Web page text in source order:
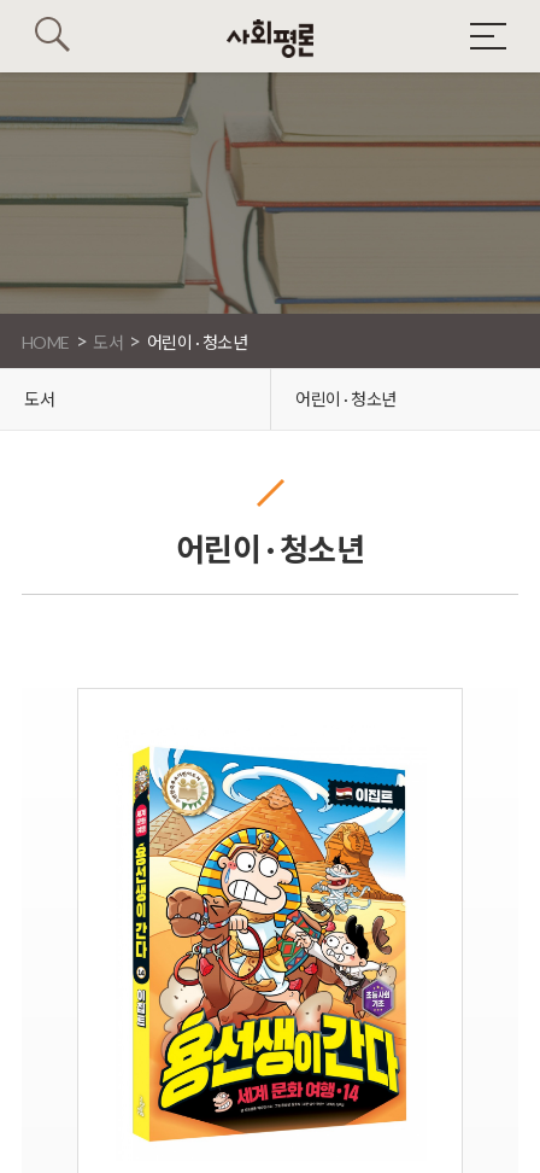
HOME > 도서 > 어린이 · 청소년
도서 어린이 · 청소년
어린이 · 청소년